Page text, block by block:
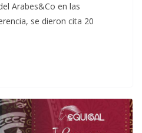
Arabes&Co en las
se dieron cita 20